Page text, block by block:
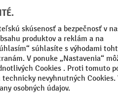
Počet priečinkov na dno
Raster otvorov
Rozšíriteľné pomocou
nadstavbového poľa